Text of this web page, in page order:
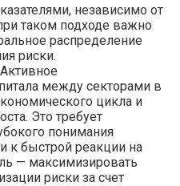
независимо от
таком подходе важно
распределение
риски.
между секторами в
цикла и
Это требует
понимания
к быстрой реакции на
— максимизировать
риски за счет